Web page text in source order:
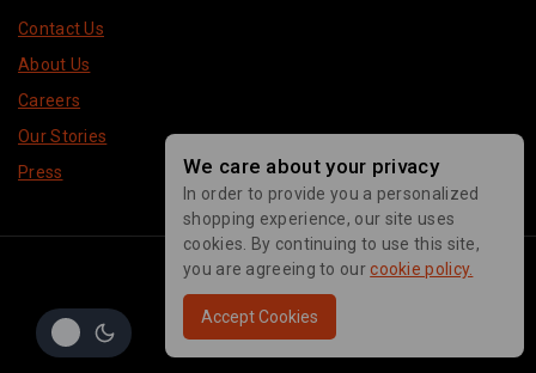
Contact Us
About Us
Careers
Our Stories
Press
© 2026 Pakeeza Brand
We care about your privacy
In order to provide you a personalized
shopping experience, our site uses
cookies. By continuing to use this site,
you are agreeing to ourcookie policy.
Accept Cookies